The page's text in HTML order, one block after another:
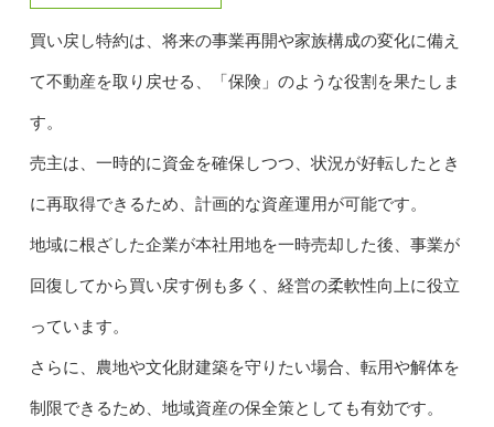
買い戻し特約は、将来の事業再開や家族構成の変化に備え
て不動産を取り戻せる、「保険」のような役割を果たしま
す。
売主は、一時的に資金を確保しつつ、状況が好転したとき
に再取得できるため、計画的な資産運用が可能です。
地域に根ざした企業が本社用地を一時売却した後、事業が
回復してから買い戻す例も多く、経営の柔軟性向上に役立
っています。
さらに、農地や文化財建築を守りたい場合、転用や解体を
制限できるため、地域資産の保全策としても有効です。